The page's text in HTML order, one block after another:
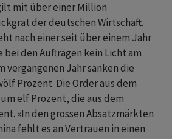
mit über einer Million
der deutschen Wirtschaft.
nach einer seit über einem Jahr
den Aufträgen kein Licht am
vergangenen Jahr sanken die
Prozent. Die Order aus dem
elf Prozent, die aus dem
«In den grossen Absatzmärkten
fehlt es an Vertrauen in einen